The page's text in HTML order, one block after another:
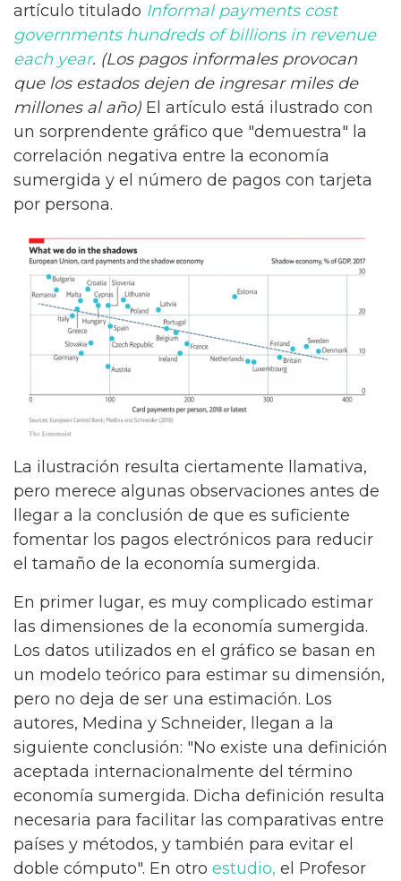
artículo titulado Informal payments cost
governments hundreds of billions in revenue
each year. (Los pagos informales provocan
que los estados dejen de ingresar miles de
millones al año) El artículo está ilustrado con
un sorprendente gráfico que "demuestra" la
correlación negativa entre la economía
sumergida y el número de pagos con tarjeta
por persona.
La ilustración resulta ciertamente llamativa,
pero merece algunas observaciones antes de
llegar a la conclusión de que es suficiente
fomentar los pagos electrónicos para reducir
el tamaño de la economía sumergida.
En primer lugar, es muy complicado estimar
las dimensiones de la economía sumergida.
Los datos utilizados en el gráfico se basan en
un modelo teórico para estimar su dimensión,
pero no deja de ser una estimación. Los
autores, Medina y Schneider, llegan a la
siguiente conclusión: "No existe una definición
aceptada internacionalmente del término
economía sumergida. Dicha definición resulta
necesaria para facilitar las comparativas entre
países y métodos, y también para evitar el
doble cómputo". En otro estudio, el Profesor